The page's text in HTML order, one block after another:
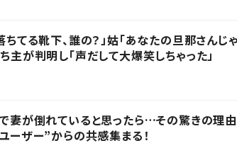
ちてる靴下、誰の？」姑「あなたの旦那さんじ
主が判明し「声だして大爆笑しちゃった」
妻が倒れていると思ったら…その驚きの理由
ーザー”からの共感集まる！